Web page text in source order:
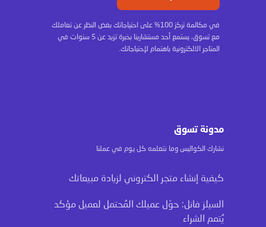
في مكالمة تركز 100% على احتياجاتك بغض النظر عن تعاملك
مع تسوق، يستمع أحد مستشارينا بخبرة تزيد عن 5 سنوات في
المتاجر الالكترونية باهتمام لإحتياجاتك.
مدونة تسوق
نشارك الكواليس وما نتعلمه كل يوم في عملنا
كيفية إنشاء متجر الكتروني لزيادة مبيعاتك
السيلز فانل: حوّل عميلك المُحتمل لعميل مؤكد
يُتمم الشراء